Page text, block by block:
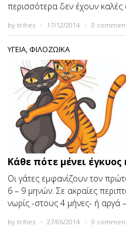
περισσότερα δεν έχουν καλές
bytrihes 17/12/2014 0
ΥΓΕΙΑ,ΦΙΛΟΖΩΙΚΑ
Κάθε πότε μένει έγκυος
Οι γάτες εμφανίζουν τον
6 – 9 μηνών. Σε ακραίες
νωρίς -στους 4 μήνες- ή αργά
bytrihes 27/06/2014 0